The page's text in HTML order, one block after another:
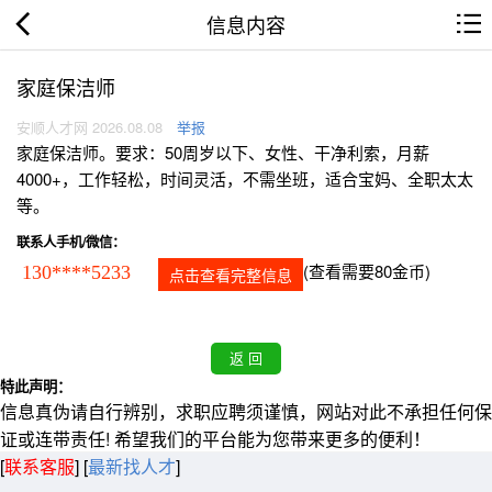
信息内容
家庭保洁师
安顺人才网 2026.08.08 举报
家庭保洁师。要求：50周岁以下、女性、干净利索，月薪
4000+，工作轻松，时间灵活，不需坐班，适合宝妈、全职太太
等。
联系人手机/微信：
130****5233 点击查看完整信息 (查看需要80金币)
特此声明：
信息真伪请自行辨别，求职应聘须谨慎，网站对此不承担任何保
证或连带责任! 希望我们的平台能为您带来更多的便利！
[联系客服] [最新找人才]